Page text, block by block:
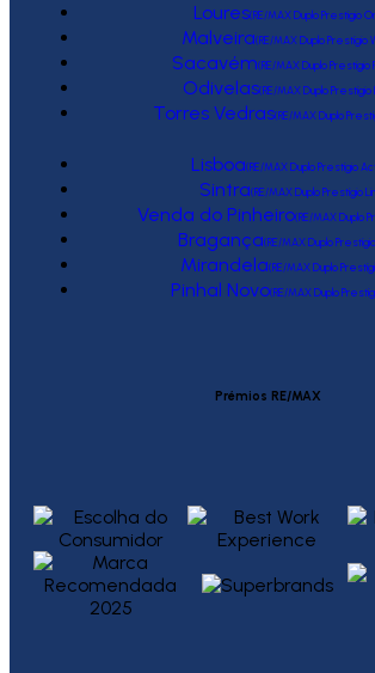
Loures(RE/MAX Duplo Prestígio
Malveira(RE/MAX Duplo Prestígio
Sacavém(RE/MAX Duplo Prestígio
Odivelas(RE/MAX Duplo Prestígio
Torres Vedras(RE/MAX Duplo
Lisboa(RE/MAX Duplo Prestígio
Sintra(RE/MAX Duplo Prestígio
Venda do Pinheiro(RE/MAX Duplo
Bragança(RE/MAX Duplo
Mirandela(RE/MAX Duplo
Pinhal Novo(RE/MAX Duplo
Prémios RE/MAX